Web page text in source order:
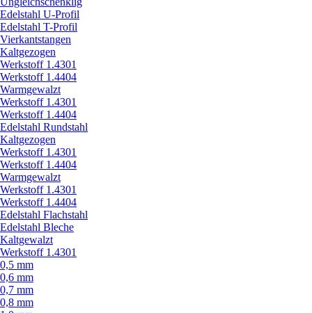
Edelstahl U-Profil
Edelstahl T-Profil
Vierkantstangen
Kaltgezogen
Werkstoff 1.4301
Werkstoff 1.4404
Warmgewalzt
Werkstoff 1.4301
Werkstoff 1.4404
Edelstahl Rundstahl
Kaltgezogen
Werkstoff 1.4301
Werkstoff 1.4404
Warmgewalzt
Werkstoff 1.4301
Werkstoff 1.4404
Edelstahl Flachstahl
Edelstahl Bleche
Kaltgewalzt
Werkstoff 1.4301
0,5 mm
0,6 mm
0,7 mm
0,8 mm